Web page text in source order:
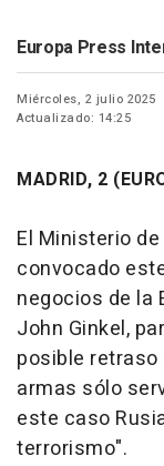
Europa Press
Miércoles, 2 julio 2025
Actualizado: 14:25
MADRID, 2
El Ministerio
convocado
negocios de la
John Ginkel,
posible retraso
armas sólo
este caso
terrorismo".